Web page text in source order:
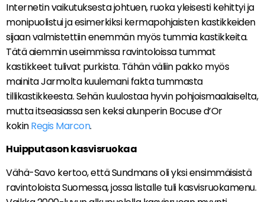
Internetin vaikutuksesta johtuen, ruoka yleisesti kehittyi ja
monipuolistui ja esimerkiksi kermapohjaisten kastikkeiden
sijaan valmistettiin enemmän myös tummia kastikkeita.
Tätä aiemmin useimmissa ravintoloissa tummat
kastikkeet tulivat purkista. Tähän väliin pakko myös
mainita Jarmolta kuulemani fakta tummasta
tillikastikkeesta. Sehän kuulostaa hyvin pohjoismaalaiselta,
mutta itseasiassa sen keksi alunperin Bocuse d’Or
kokinRegis Marcon.
Huipputason kasvisruokaa
Vähä-Savo kertoo, että Sundmans oli yksi ensimmäisistä
ravintoloista Suomessa, jossa listalle tuli kasvisruokamenu.